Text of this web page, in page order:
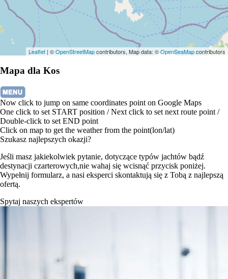
Leaflet | ©OpenStreetMapcontributors, Map data: ©OpenSeaMapcontributors
Mapa dla Kos
Now click to jump on same coordinates point on Google Maps
One click to set START position / Next click to set next route point /
Double-click to set END point
Click on map to get the weather from the point(lon/lat)
Szukasz najlepszych okazji?
Jeśli masz jakiekolwiek pytanie, dotyczące typów jachtów bądź
destynacji czarterowych,nie wahaj się wcisnąć przycisk poniżej.
Wypełnij formularz, a nasi eksperci skontaktują się z Tobą z najlepszą
ofertą.
Spytaj naszych ekspertów